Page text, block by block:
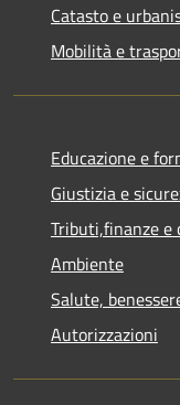
Catasto e
Mobilità e
Educazione e
Giustizia e
Tributi,finanze e
Ambiente
Salute,
Autorizzazioni